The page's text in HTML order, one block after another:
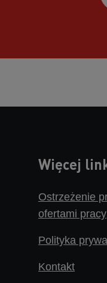
Więcej
Ostrzeżenie
ofertami pracy
Polityka
Kontakt